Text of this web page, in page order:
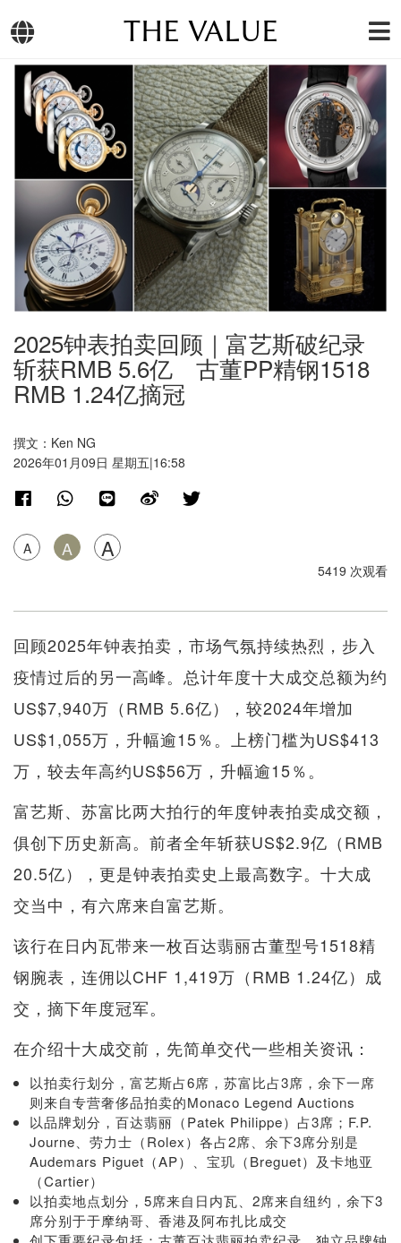
THE VALUE
2025钟表拍卖回顾｜富艺斯破纪录
斩获RMB 5.6亿 古董PP精钢1518
RMB 1.24亿摘冠
撰文：Ken NG
2026年01月09日 星期五|16:58
A A A
5419 次观看
回顾2025年钟表拍卖，市场气氛持续热烈，步入
疫情过后的另一高峰。总计年度十大成交总额为约
US$7,940万（RMB 5.6亿），较2024年增加
US$1,055万，升幅逾15％。上榜门槛为US$413
万，较去年高约US$56万，升幅逾15％。
富艺斯、苏富比两大拍行的年度钟表拍卖成交额，
俱创下历史新高。前者全年斩获US$2.9亿（RMB
20.5亿），更是钟表拍卖史上最高数字。十大成
交当中，有六席来自富艺斯。
该行在日内瓦带来一枚百达翡丽古董型号1518精
钢腕表，连佣以CHF 1,419万（RMB 1.24亿）成
交，摘下年度冠军。
在介绍十大成交前，先简单交代一些相关资讯：
以拍卖行划分，富艺斯占6席，苏富比占3席，余下一席
则来自专营奢侈品拍卖的Monaco Legend Auctions
以品牌划分，百达翡丽（Patek Philippe）占3席；F.P.
Journe、劳力士（Rolex）各占2席、余下3席分别是
Audemars Piguet（AP）、宝玑（Breguet）及卡地亚
（Cartier）
以拍卖地点划分，5席来自日内瓦、2席来自纽约，余下3
席分别于于摩纳哥、香港及阿布扎比成交